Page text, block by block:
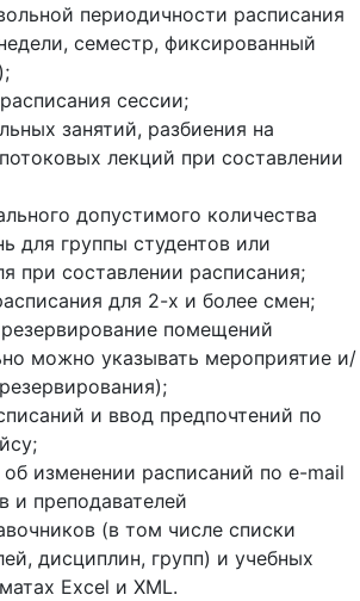
периодичности расписания
семестр, фиксированный
сессии;
занятий, разбиения на
лекций при составлении
допустимого количества
для группы студентов или
при составлении расписания;
для 2-х и более смен;
помещений
можно указывать мероприятие и/
и ввод предпочтений по
изменении расписаний по e-mail
и преподавателей
(в том числе списки
дисциплин, групп) и учебных
Excel и XML.